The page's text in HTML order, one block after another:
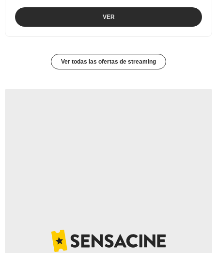
VER
Ver todas las ofertas de streaming